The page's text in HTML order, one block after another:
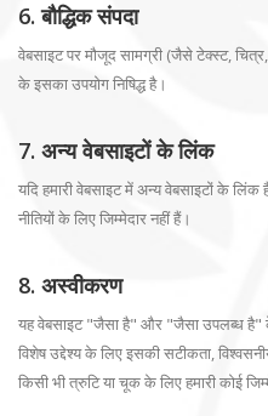
6. बौद्धिक संपदा
वेबसाइट पर मौजूद सामग्री (जैसे टेक्स्ट,
के इसका उपयोग निषिद्ध है।
7. अन्य वेबसाइटों के लिंक
यदि हमारी वेबसाइट में अन्य वेबसाइटों के लिंक
नीतियों के लिए जिम्मेदार नहीं हैं।
8. अस्वीकरण
यह वेबसाइट "जैसा है" और "जैसा उपलब्ध है"
विशेष उद्देश्य के लिए इसकी सटीकता,
किसी भी त्रुटि या चूक के लिए हमारी कोई